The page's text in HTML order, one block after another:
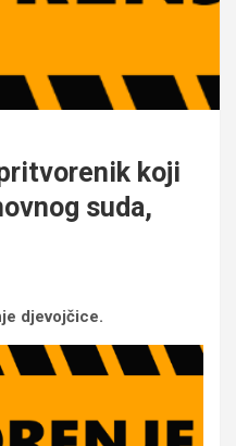
koji
suda,
djevojčice.